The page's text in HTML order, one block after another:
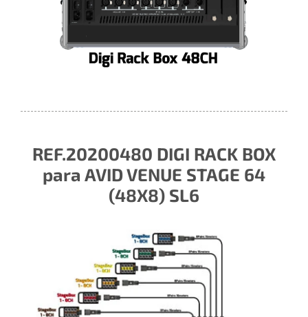
REF.20200480 DIGI RACK BOX
para AVID VENUE STAGE 64
(48X8) SL6